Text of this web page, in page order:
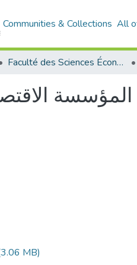
Communities & Collections All
Faculté des Sciences Économiques Commerciales et des Sciences de Gestion
المؤسسة
MB)